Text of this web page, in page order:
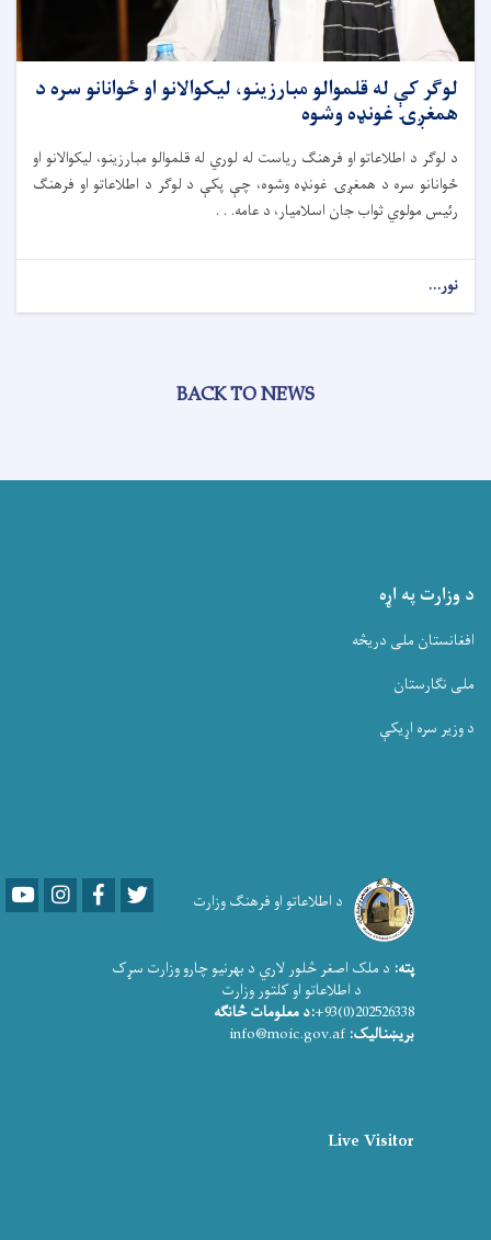
لوګر کې له قلموالو مبارزینو، لیکوالانو او ځوانانو سره د
همغږۍ غونډه وشوه
د لوګر د اطلاعاتو او فرهنګ ریاست له لوري له قلموالو مبارزینو، لیکوالانو او
ځوانانو سره د همغږۍ غونډه وشوه، چې پکې د لوګر د اطلاعاتو او فرهنګ
رئیس مولوي ثواب جان اسلامیار، د عامه. . .
نور...
BACK TO NEWS
د وزارت په اړه
افغانستان ملی دریڅه
ملی نگارستان
د وزیر سره اړیکې
د اطلاعاتو او فرهنګ وزارت YoutubeLinkedInFacebook
پته: د ملک اصغر څلور لاري د بهرنیو چارو وزارت سړک
د اطلاعاتو او کلتور وزارت
202526338(0)93+
:د معلومات څانګه
بریښنالیک: info@moic.gov.af
Live Visitor